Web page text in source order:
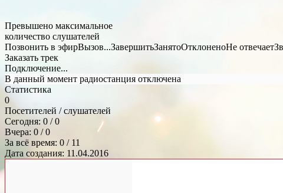
Превышено максимальное
количество слушателей
Позвонить в эфирВызов...ЗавершитьЗанятоОтклоненоНе отвечает
Заказать трек
Подключение...
В данный момент радиостанция отключена
Статистика
0
Посетителей / слушателей
Сегодня: 0 / 0
Вчера: 0 / 0
За всё время: 0 / 11
Дата создания: 11.04.2016